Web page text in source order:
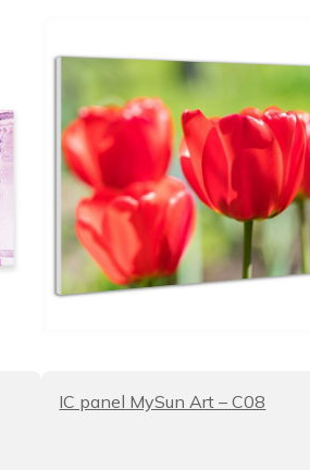
IC panel MySun Art – C08